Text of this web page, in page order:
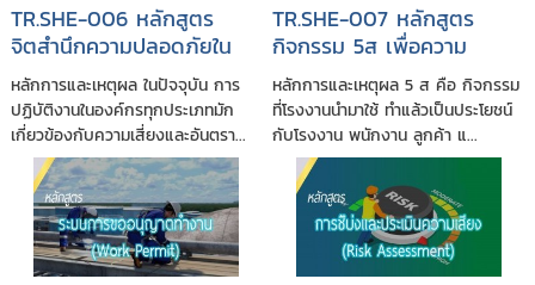
TR.SHE-006 หลักสูตร
จิตสำนึกความปลอดภัยใน
การทำงาน
หลักการและเหตุผล ในปัจจุบัน การ
ปฏิบัติงานในองค์กรทุกประเภทมัก
เกี่ยวข้องกับความเสี่ยงและอันตรา...
TR.SHE-007 หลักสูตร
กิจกรรม 5ส เพื่อความ
ปลอดภัยและเพิ่มผลผลิต
หลักการและเหตุผล 5 ส คือ กิจกรรม
ที่โรงงานนำมาใช้ ทำแล้วเป็นประโยชน์
กับโรงงาน พนักงาน ลูกค้า แ...